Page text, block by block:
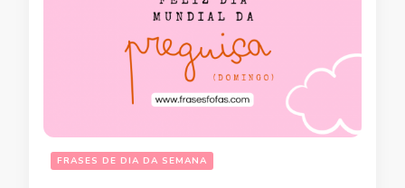
FRASES DE DIA DA SEMANA